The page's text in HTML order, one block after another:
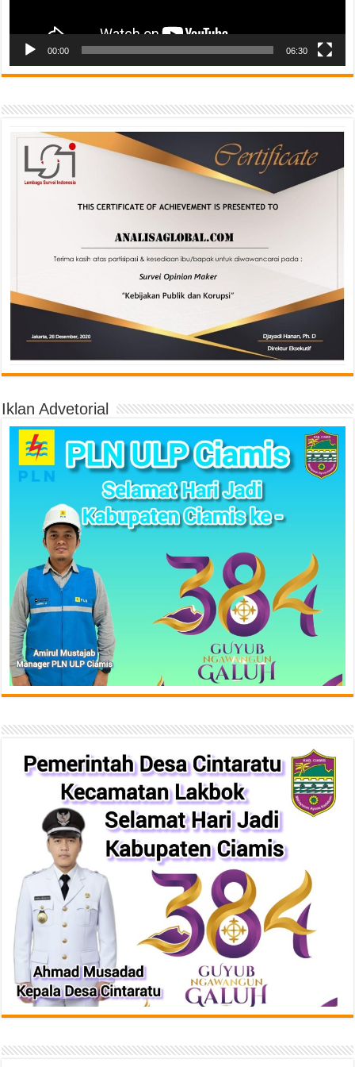
00:00 06:30
Iklan Advetorial